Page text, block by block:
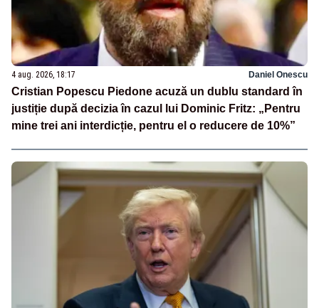
4 aug. 2026, 18:17 Daniel Onescu
Cristian Popescu Piedone acuză un dublu standard în
justiție după decizia în cazul lui Dominic Fritz: „Pentru
mine trei ani interdicție, pentru el o reducere de 10%”